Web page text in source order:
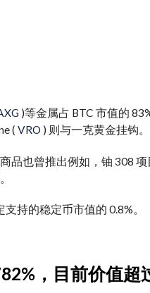
)等金属占 BTC 市值的
( VRO ) 则与一克黄金挂钩。
商品也曾推出例如，铀 308 项
持的稳定币市值的 0.8%。
，目前价值超